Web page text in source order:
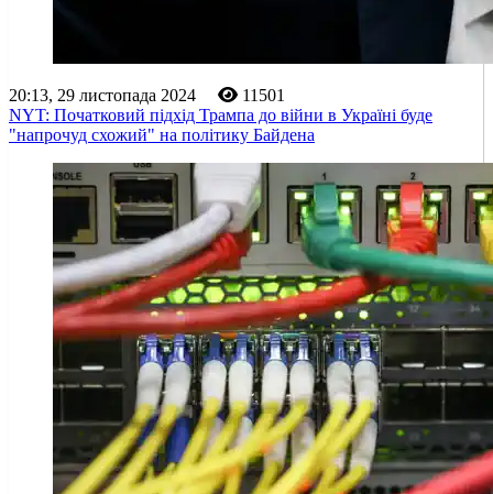
20:13, 29 листопада 2024
11501
NYT: Початковий підхід Трампа до війни в Україні буде
"напрочуд схожий" на політику Байдена